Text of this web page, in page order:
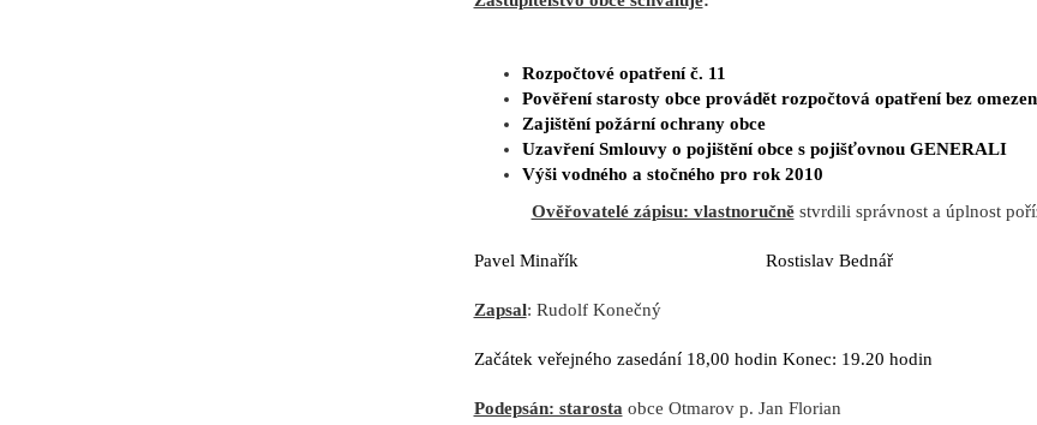
Rozpočtové opatření č. 11
Pověření starosty obce provádět rozpočtová opatření bez
Zajištění požární ochrany obce
Uzavření Smlouvy o pojištění obce s pojišťovnou GENERALI
Výši vodného a stočného pro rok 2010
Ověřovatelé zápisu: vlastnoručněstvrdili správnost a úplnost
Pavel Minařík Rostislav Bednář
Zapsal: Rudolf Konečný
Začátek veřejného zasedání 18,00 hodin Konec: 19.20 hodin
Podepsán: starosta obce Otmarov p. Jan Florian